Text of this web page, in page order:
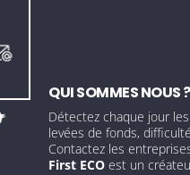
QUI SOMMES NOUS ?
Détectez chaque jour
levées de fonds,
Contactez les
First ECO est un